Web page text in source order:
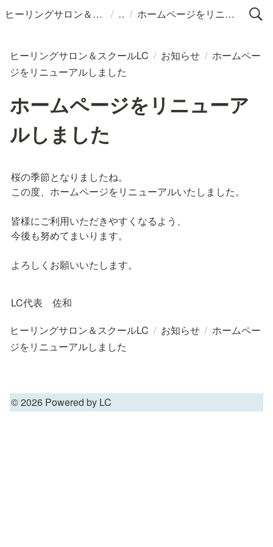
ヒーリングサロン＆スクールLC / / ホームページをリニューアルしました
ヒーリングサロン＆スクールLC / お知らせ / ホームペー
ジをリニューアルしました
ホームページをリニューア
ルしました
桜の季節となりましたね。
この度、ホームページをリニューアルいたしました。
皆様にご利用いただきやすくなるよう、
今後も努めてまいります。
よろしくお願いいたします。
LC代表　佐和
ヒーリングサロン＆スクールLC / お知らせ / ホームペー
ジをリニューアルしました
© 2026 Powered by LC